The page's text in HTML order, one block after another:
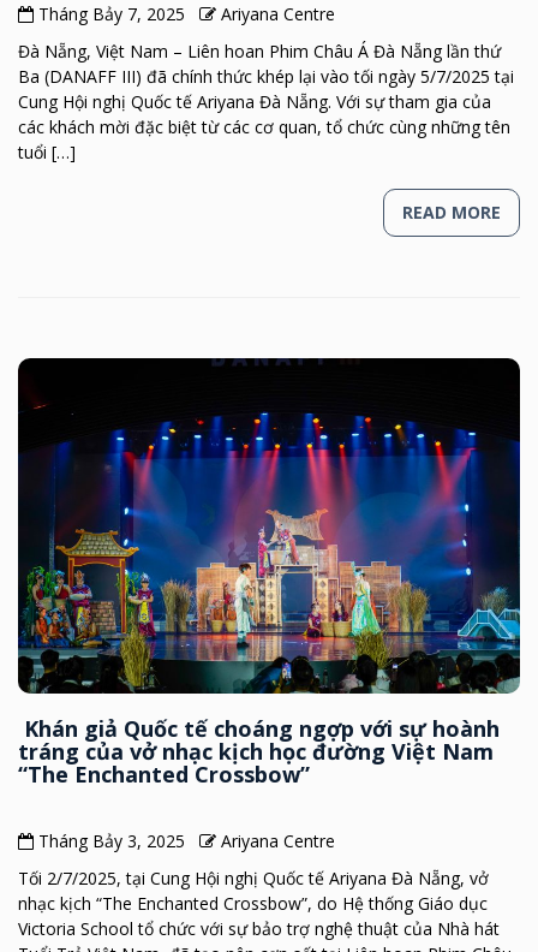
Tháng Bảy 7, 2025
Ariyana Centre
Đà Nẵng, Việt Nam – Liên hoan Phim Châu Á Đà Nẵng lần thứ
Ba (DANAFF III) đã chính thức khép lại vào tối ngày 5/7/2025 tại
Cung Hội nghị Quốc tế Ariyana Đà Nẵng. Với sự tham gia của
các khách mời đặc biệt từ các cơ quan, tổ chức cùng những tên
tuổi […]
READ MORE
Khán giả Quốc tế choáng ngợp với sự hoành
tráng của vở nhạc kịch học đường Việt Nam
“The Enchanted Crossbow”
Tháng Bảy 3, 2025
Ariyana Centre
Tối 2/7/2025, tại Cung Hội nghị Quốc tế Ariyana Đà Nẵng, vở
nhạc kịch “The Enchanted Crossbow”, do Hệ thống Giáo dục
Victoria School tổ chức với sự bảo trợ nghệ thuật của Nhà hát